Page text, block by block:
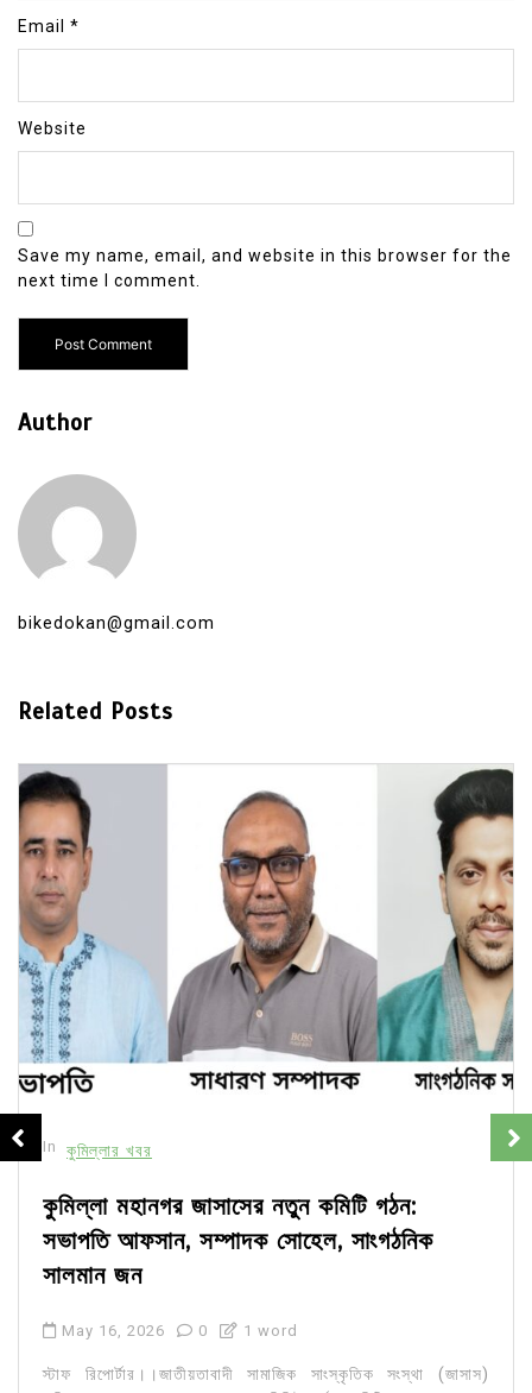
Email *
Website
Save my name, email, and website in this browser for the
next time I comment.
Author
bikedokan@gmail.com
Related Posts
In কুমিল্লার খবর
কুমিল্লা মহানগর জাসাসের নতুন কমিটি গঠন:
সভাপতি আফসান, সম্পাদক সোহেল, সাংগঠনিক
সালমান জন
May 16, 2026 0 1 word
স্টাফ রিপোর্টার।।জাতীয়তাবাদী সামাজিক সাংস্কৃতিক সংস্থা (জাসাস)